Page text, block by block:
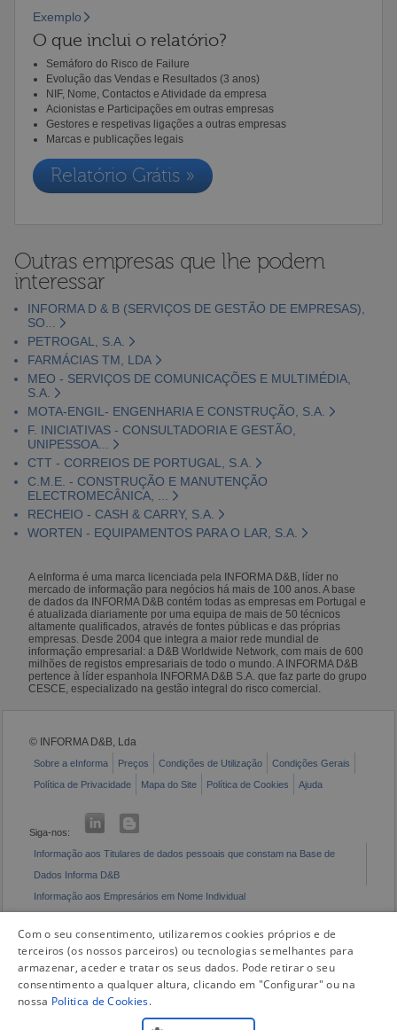
Exemplo
O que inclui o relatório?
Semáforo do Risco de Failure
Evolução das Vendas e Resultados (3 anos)
NIF, Nome, Contactos e Atividade da empresa
Acionistas e Participações em outras empresas
Gestores e respetivas ligações a outras empresas
Marcas e publicações legais
Relatório Grátis »
Outras empresas que lhe podem
interessar
INFORMA D & B (SERVIÇOS DE GESTÃO DE EMPRESAS),
SO...
PETROGAL, S.A.
FARMÁCIAS TM, LDA
MEO - SERVIÇOS DE COMUNICAÇÕES E MULTIMÉDIA,
S.A.
MOTA-ENGIL- ENGENHARIA E CONSTRUÇÃO, S.A.
F. INICIATIVAS - CONSULTADORIA E GESTÃO,
UNIPESSOA...
CTT - CORREIOS DE PORTUGAL, S.A.
C.M.E. - CONSTRUÇÃO E MANUTENÇÃO
ELECTROMECÂNICA, ...
RECHEIO - CASH & CARRY, S.A.
WORTEN - EQUIPAMENTOS PARA O LAR, S.A.
A eInforma é uma marca licenciada pela INFORMA D&B, líder no
mercado de informação para negócios há mais de 100 anos. A base
de dados da INFORMA D&B contém todas as empresas em Portugal e
é atualizada diariamente por uma equipa de mais de 50 técnicos
altamente qualificados, através de fontes públicas e das próprias
empresas. Desde 2004 que integra a maior rede mundial de
informação empresarial: a D&B Worldwide Network, com mais de 600
milhões de registos empresariais de todo o mundo. A INFORMA D&B
pertence à líder espanhola INFORMA D&B S.A. que faz parte do grupo
CESCE, especializado na gestão integral do risco comercial.
© INFORMA D&B, Lda
Sobre a eInforma Preços Condições de Utilização
Condições Gerais
Política de Privacidade
Mapa do Site Política de Cookies Ajuda
Siga-nos:
Informação aos Titulares de dados pessoais que constam na Base de
Dados Informa D&B
Informação aos Empresários em Nome Individual
Com o seu consentimento, utilizaremos cookies próprios e de
terceiros (os nossos parceiros) ou tecnologias semelhantes para
armazenar, aceder e tratar os seus dados. Pode retirar o seu
consentimento a qualquer altura, clicando em "Configurar" ou na
nossa Politica de Cookies.